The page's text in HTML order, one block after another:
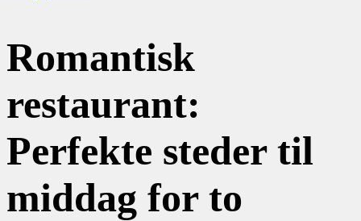
Romantisk
restaurant:
Perfekte steder til
middag for to